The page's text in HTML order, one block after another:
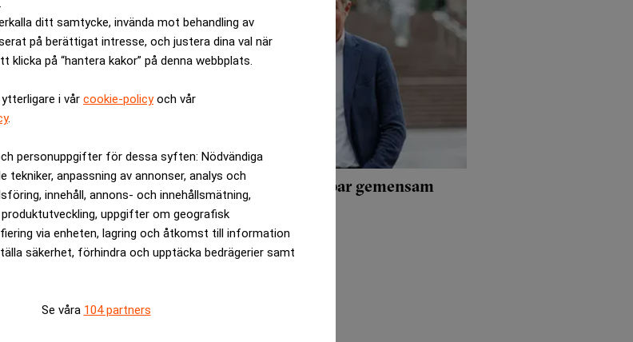
ditt samtycke, invända mot behandling av
på berättigat intresse, och justera dina val när
klicka på “hantera kakor” på denna webbplats.
i vår cookie-policyoch vår
.
personuppgifter för dessa syften: Nödvändiga
tekniker, anpassning av annonser, analys och
innehåll, annons- och innehållsmätning,
uppgifter om geografisk
via enheten, lagring och åtkomst till information
säkerhet, förhindra och upptäcka bedrägerier samt
Se våra 104 partners
Norwegian och Strawberry skapar gemensam
förmånsvaluta